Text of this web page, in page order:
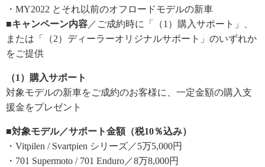
・MY2022 とそれ以前のオフロードモデルの新車
■キャンペーン内容 ／ご成約時に「（1）購入サポート」、
または「（2）ディーラーオリジナルサポート」のいずれか
をご提供
（1）購入サポート
対象モデルの新車をご成約のお客様に、一定金額の購入支
援金をプレゼント
■対象モデル／サポート金額（税10％込み）
・Vitpilen / Svartpien シリーズ／5万5,000円
・701 Supermoto / 701 Enduro／8万8,000円